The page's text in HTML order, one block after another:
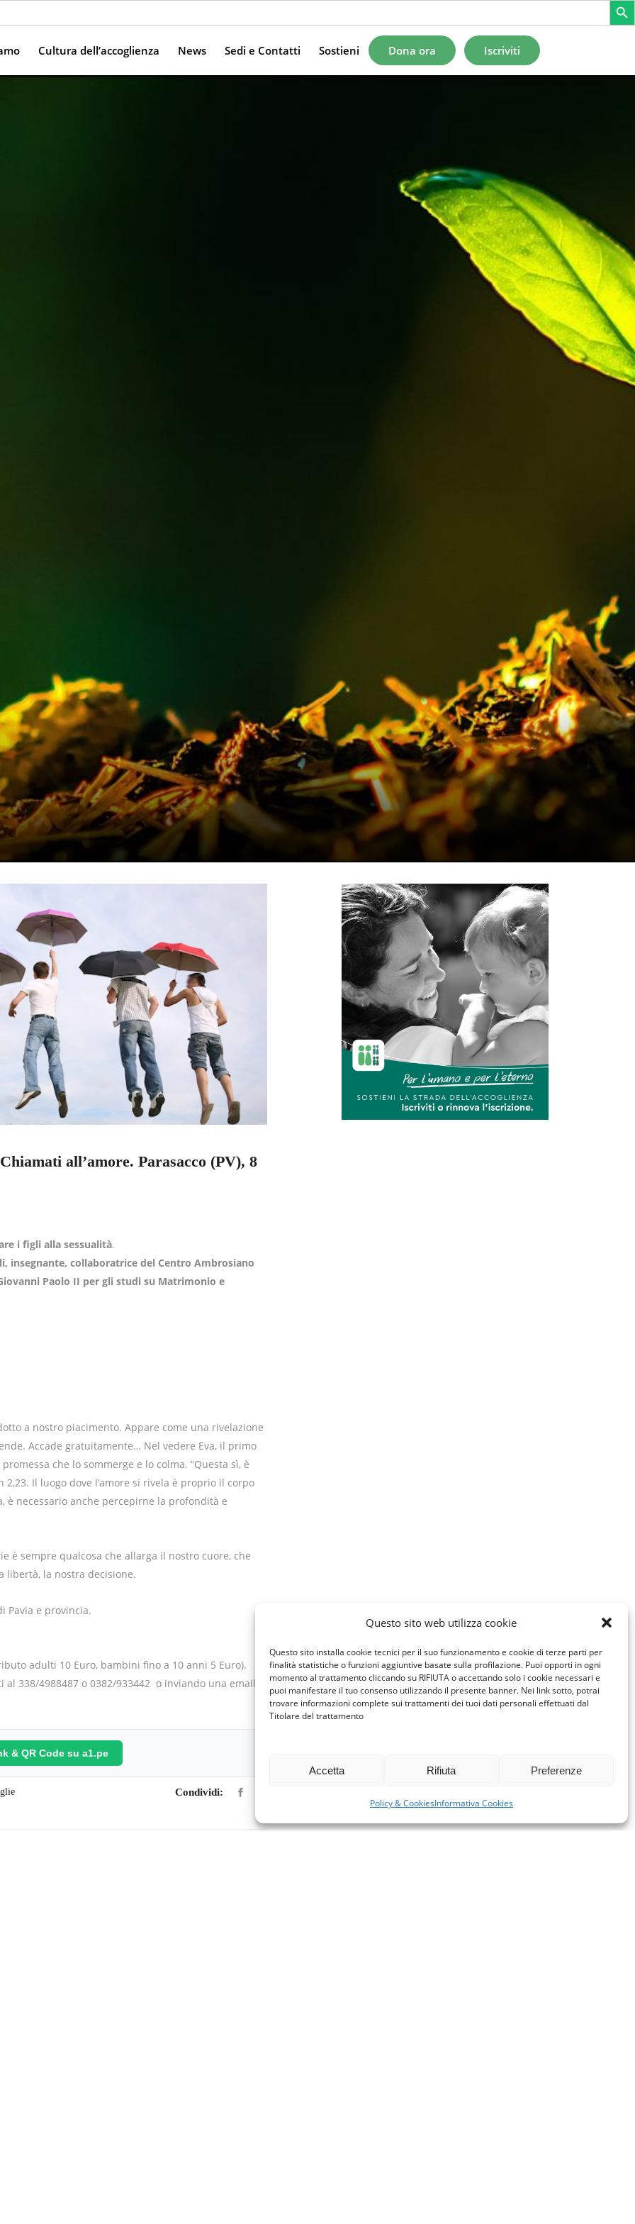
Questo sito web utilizza cookie
Questo sito installa cookie tecnici per il suo funzionamento e cookie di terze parti per
finalità statistiche o funzioni aggiuntive basate sulla profilazione. Puoi opporti in ogni
momento al trattamento cliccando su RIFIUTA o accettando solo i cookie necessari e
puoi manifestare il tuo consenso utilizzando il presente banner. Nei link sotto, potrai
trovare informazioni complete sui trattamenti dei tuoi dati personali effettuati dal
Titolare del trattamento
Accetta Rifiuta Preferenze
Policy & CookiesInformativa Cookies
Cultura dell’accoglienza News Sedi e Contatti Sostieni Dona ora Iscriviti
all’amore. Parasacco (PV), 8
i figli alla sessualità.
insegnante, collaboratrice del Centro Ambrosiano
Paolo II per gli studi su Matrimonio e
a nostro piacimento. Appare come una rivelazione
Accade gratuitamente… Nel vedere Eva, il primo
che lo sommerge e lo colma. “Questa sì, è
Il luogo dove l’amore si rivela è proprio il corpo
è necessario anche percepirne la profondità e
è sempre qualcosa che allarga il nostro cuore, che
libertà, la nostra decisione.
Pavia e provincia.
adulti 10 Euro, bambini fino a 10 anni 5 Euro).
338/4988487 o 0382/933442 o inviando una email a
& QR Code su a1.pe
Condividi: